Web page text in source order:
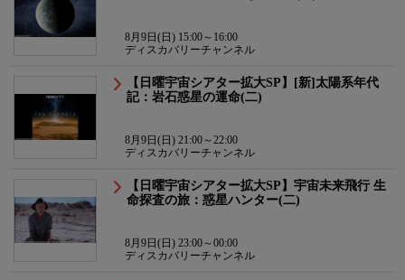
8月9日(日) 15:00～16:00
ディスカバリーチャンネル
【日曜宇宙シアター拡大SP】[新]太陽系年代
記：岩石惑星の運命(二)
8月9日(日) 21:00～22:00
ディスカバリーチャンネル
【日曜宇宙シアター拡大SP】宇宙未来飛行 生
命探査の旅：惑星ハンター(二)
8月9日(日) 23:00～00:00
ディスカバリーチャンネル